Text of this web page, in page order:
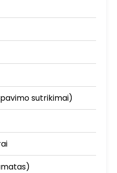
sutrikimai)